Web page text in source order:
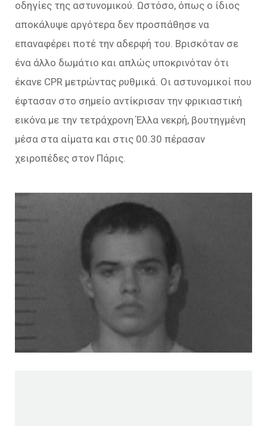
οδηγίες της αστυνομικού. Ωστόσο, όπως ο ίδιος
αποκάλυψε αργότερα δεν προσπάθησε να
επαναφέρει ποτέ την αδερφή του. Βρισκόταν σε
ένα άλλο δωμάτιο και απλώς υποκρινόταν ότι
έκανε CPR μετρώντας ρυθμικά. Οι αστυνομικοί που
έφτασαν στο σημείο αντίκρισαν την φρικιαστική
εικόνα με την τετράχρονη Έλλα νεκρή, βουτηγμένη
μέσα στα αίματα και στις 00.30 πέρασαν
χειροπέδες στον Πάρις.